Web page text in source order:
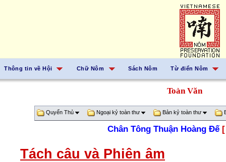
Thông tin về Hội Chữ Nôm Sách Nôm Từ điển Nôm
Toàn Văn
Quyển Thủ Ngoại kỷ toàn thư Bản kỷ toàn thư
Chân Tông Thuận Hoàng Đế
Tách câu và Phiên âm